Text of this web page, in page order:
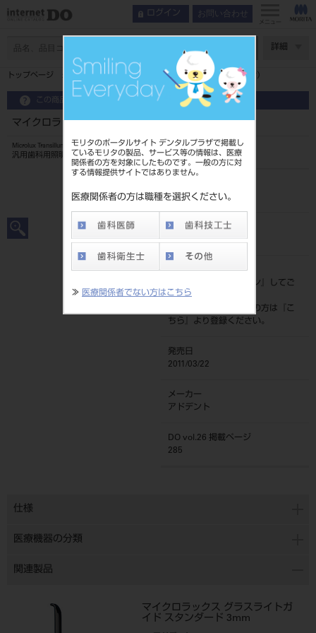
モリタのポータルサイト デンタルプラザで掲載し
ているモリタの製品、サービス等の情報は、医療
関係者の方を対象にしたものです。一般の方に対
する情報提供サイトではありません。
医療関係者の方は職種を選択ください。
≫ 医療関係者でない方はこちら
ログイン お問い合わせ
メニュー
詳細
トップページ マイクロラックス マイクロミラー （ライトガイド付）
この商品に関するお問い合わせ
マイクロラックス マイクロミラー （ライトガイド付）
Microlux Transilluminator Ⅱ
汎用歯科用照明器
206100007
JAN/EANコード
標準価格
ログイン
』してご
覧ください。
ネット会員登録がまだの方は『
こ
ちら
』より登録ください。
発売日
2011/03/22
メーカー
アドデント
DO vol.26 掲載ページ
285
仕様
医療機器の分類
関連製品
マイクロラックス グラスライトガ
イド スタンダード 3mm